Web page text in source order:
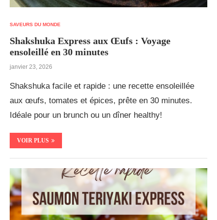
SAVEURS DU MONDE
Shakshuka Express aux Œufs : Voyage
ensoleillé en 30 minutes
janvier 23, 2026
Shakshuka facile et rapide : une recette ensoleillée
aux œufs, tomates et épices, prête en 30 minutes.
Idéale pour un brunch ou un dîner healthy!
VOIR PLUS